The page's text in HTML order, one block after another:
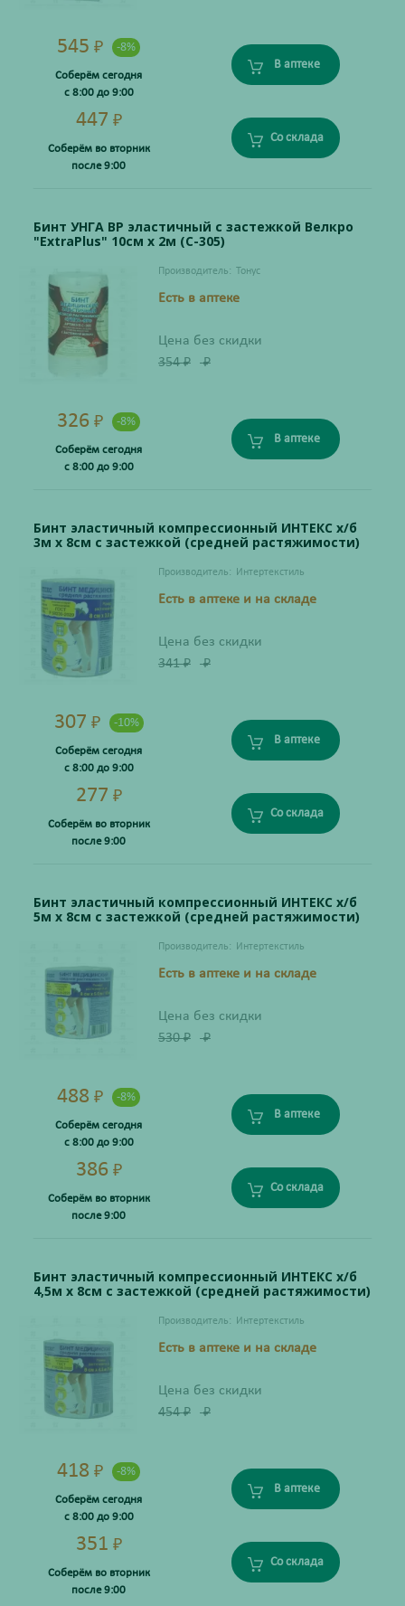
545 ₽ -8%
Соберём сегодня
с 8:00 до 9:00
В аптеке
447 ₽
Соберём во вторник
после 9:00
Со склада
Бинт УНГА ВР эластичный с застежкой Велкро
"ExtraPlus" 10см х 2м (С-305)
Производитель: Тонус
Есть в аптеке
Цена без скидки
354₽ ₽
326 ₽ -8%
Соберём сегодня
с 8:00 до 9:00
В аптеке
Бинт эластичный компрессионный ИНТЕКС х/б
3м х 8см с застежкой (средней растяжимости)
Производитель: Интертекстиль
Есть в аптеке и на складе
Цена без скидки
341₽ ₽
307 ₽ -10%
Соберём сегодня
с 8:00 до 9:00
В аптеке
277 ₽
Соберём во вторник
после 9:00
Со склада
Бинт эластичный компрессионный ИНТЕКС х/б
5м х 8см с застежкой (средней растяжимости)
Производитель: Интертекстиль
Есть в аптеке и на складе
Цена без скидки
530₽ ₽
488 ₽ -8%
Соберём сегодня
с 8:00 до 9:00
В аптеке
386 ₽
Соберём во вторник
после 9:00
Со склада
Бинт эластичный компрессионный ИНТЕКС х/б
4,5м х 8см с застежкой (средней растяжимости)
Производитель: Интертекстиль
Есть в аптеке и на складе
Цена без скидки
454₽ ₽
418 ₽ -8%
Соберём сегодня
с 8:00 до 9:00
В аптеке
351 ₽
Соберём во вторник
после 9:00
Со склада